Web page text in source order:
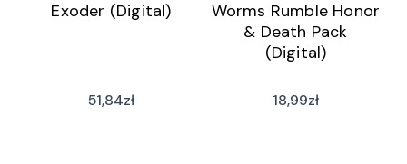
Exoder (Digital)
51,84zł
Worms Rumble Honor
& Death Pack
(Digital)
18,99zł